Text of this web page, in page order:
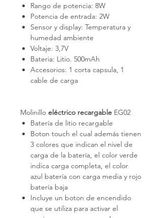
Rango de potencia: 8W
Potencia de entrada: 2W
Sensor y display: Temperatura y
humedad ambiente
Voltaje: 3,7V
Bateria: Litio. 500mAh
Accesorios: 1 corta capsula, 1
cable de carga
Molinillo eléctrico recargable EG02
Batería de litio recargable
Boton touch el cual además tienen
3 colores que indican el nivel de
carga de la batería, el color verde
indica carga completa, el color
azul batería con carga media y rojo
batería baja
Incluye un boton de encendido
que se utiliza para activar el